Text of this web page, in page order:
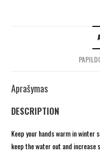
Aprašymas
DESCRIPTION
Keep your hands warm in winter
keep the water out and